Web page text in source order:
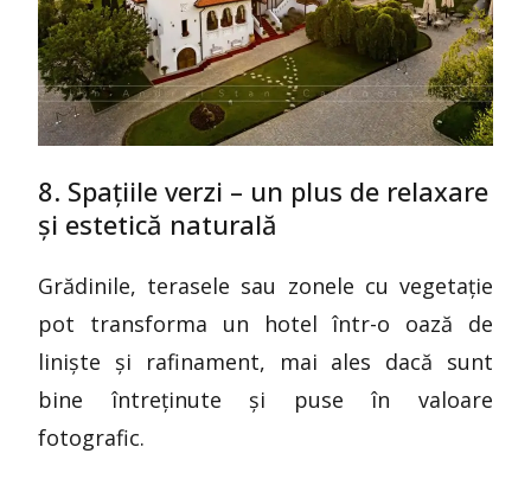
8. Spațiile verzi – un plus de relaxare
și estetică naturală
Grădinile, terasele sau zonele cu vegetație
pot transforma un hotel într-o oază de
liniște și rafinament, mai ales dacă sunt
bine întreținute și puse în valoare
fotografic.